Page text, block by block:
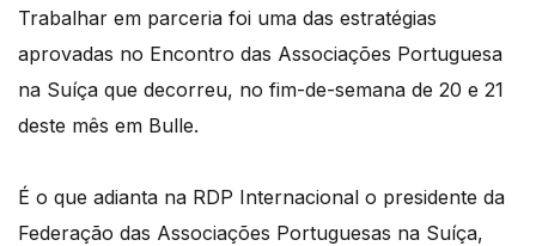
Trabalhar em parceria foi uma das estratégias
aprovadas no Encontro das Associações Portuguesa
na Suíça que decorreu, no fim-de-semana de 20 e 21
deste mês em Bulle.
É o que adianta na RDP Internacional o presidente da
Federação das Associações Portuguesas na Suíça,